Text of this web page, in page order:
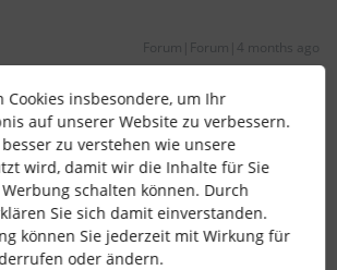
Forum|Forum|4 months ago
wurde ja umfassend überarbeitet. Gibt
Update, wie/welche Daten aus dem
den Vertrag sowie in das
übernommen werden können ohne an
manuell Daten nachzutragen? Den
es ja nicht mehr….
Cookies insbesondere, um Ihr
auf unserer Website zu verbessern.
zu verstehen wie unsere
wird, damit wir die Inhalte für Sie
schalten können. Durch
Sie sich damit einverstanden.
können Sie jederzeit mit Wirkung für
oder ändern.